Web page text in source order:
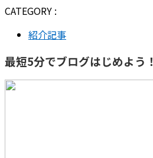
CATEGORY :
紹介記事
最短5分でブログはじめよう！